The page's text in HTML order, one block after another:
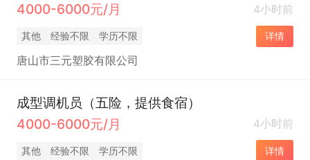
4000-6000元/月
4小时前
其他 经验不限 学历不限 详情
唐山市三元塑胶有限公司
成型调机员（五险，提供食宿）
4000-6000元/月
4小时前
其他 经验不限 学历不限 详情